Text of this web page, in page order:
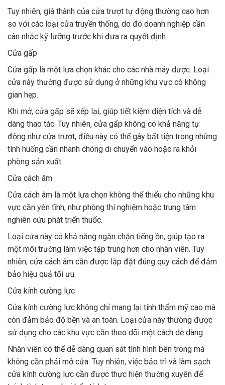
Tuy nhiên, giá thành của cửa trượt tự động thường cao hơn
so với các loại cửa truyền thống, do đó doanh nghiệp cần
cân nhắc kỹ lưỡng trước khi đưa ra quyết định.
Cửa gấp
Cửa gấp là một lựa chọn khác cho các nhà máy dược. Loại
cửa này thường được sử dụng ở những khu vực có không
gian hẹp.
Khi mở, cửa gấp sẽ xếp lại, giúp tiết kiệm diện tích và dễ
dàng thao tác. Tuy nhiên, cửa gấp không có khả năng tự
động như cửa trượt, điều này có thể gây bất tiện trong những
tình huống cần nhanh chóng di chuyển vào hoặc ra khỏi
phòng sản xuất.
Cửa cách âm
Cửa cách âm là một lựa chọn không thể thiếu cho những khu
vực cần yên tĩnh, như phòng thí nghiệm hoặc trung tâm
nghiên cứu phát triển thuốc.
Loại cửa này có khả năng ngăn chặn tiếng ồn, giúp tạo ra
một môi trường làm việc tập trung hơn cho nhân viên. Tuy
nhiên, cửa cách âm cần được lắp đặt đúng quy cách để đảm
bảo hiệu quả tối ưu.
Cửa kính cường lực
Cửa kính cường lực không chỉ mang lại tính thẩm mỹ cao mà
còn đảm bảo độ bền và an toàn. Loại cửa này thường được
sử dụng cho các khu vực cần theo dõi một cách dễ dàng.
Nhân viên có thể dễ dàng quan sát tình hình bên trong mà
không cần phải mở cửa. Tuy nhiên, việc bảo trì và làm sạch
cửa kính cường lực cần được thực hiện thường xuyên để